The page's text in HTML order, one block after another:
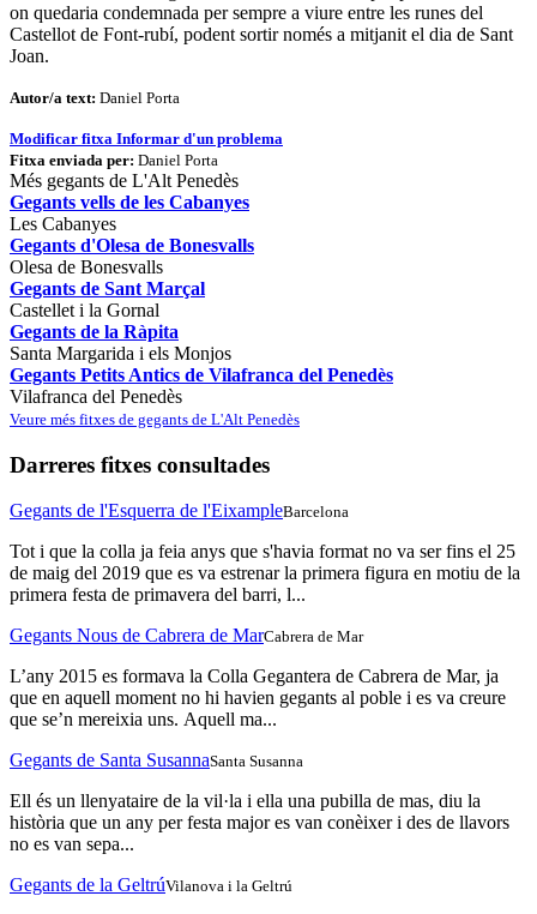
on quedaria condemnada per sempre a viure entre les runes del
Castellot de Font-rubí, podent sortir només a mitjanit el dia de Sant
Joan.
Autor/a text: Daniel Porta
Modificar fitxa Informar d'un problema
Fitxa enviada per: Daniel Porta
Més gegants de L'Alt Penedès
Gegants vells de les Cabanyes
Les Cabanyes
Gegants d'Olesa de Bonesvalls
Olesa de Bonesvalls
Gegants de Sant Marçal
Castellet i la Gornal
Gegants de la Ràpita
Santa Margarida i els Monjos
Gegants Petits Antics de Vilafranca del Penedès
Vilafranca del Penedès
Veure més fitxes de gegants de L'Alt Penedès
Darreres fitxes consultades
Gegants de l'Esquerra de l'EixampleBarcelona
Tot i que la colla ja feia anys que s'havia format no va ser fins el 25
de maig del 2019 que es va estrenar la primera figura en motiu de la
primera festa de primavera del barri, l...
Gegants Nous de Cabrera de MarCabrera de Mar
L’any 2015 es formava la Colla Gegantera de Cabrera de Mar, ja
que en aquell moment no hi havien gegants al poble i es va creure
que se’n mereixia uns. Aquell ma...
Gegants de Santa SusannaSanta Susanna
Ell és un llenyataire de la vil·la i ella una pubilla de mas, diu la
història que un any per festa major es van conèixer i des de llavors
no es van sepa...
Gegants de la GeltrúVilanova i la Geltrú